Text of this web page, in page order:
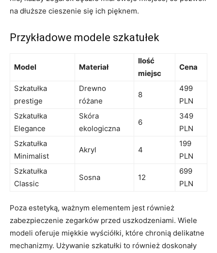
na dłuższe cieszenie ⁤się ich pięknem.
Przykładowe modele szkatułek
Model Materiał
Ilość
miejsc
Cena
Szkatułka
prestige
Drewno
różane
8
499
PLN
Szkatułka
Elegance
Skóra
ekologiczna
6
349​
PLN
Szkatułka
Minimalist
Akryl 4
199
PLN
Szkatułka
Classic
Sosna 12
699
PLN
Poza estetyką,⁣ ważnym elementem jest również
zabezpieczenie zegarków przed uszkodzeniami. Wiele ​
modeli oferuje miękkie wyściółki, ⁣które chronią delikatne
mechanizmy. ⁣Używanie⁣ szkatułki​ to również doskonały